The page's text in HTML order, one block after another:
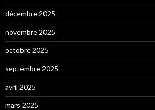
décembre 2025
novembre 2025
octobre 2025
septembre 2025
avril 2025
mars 2025